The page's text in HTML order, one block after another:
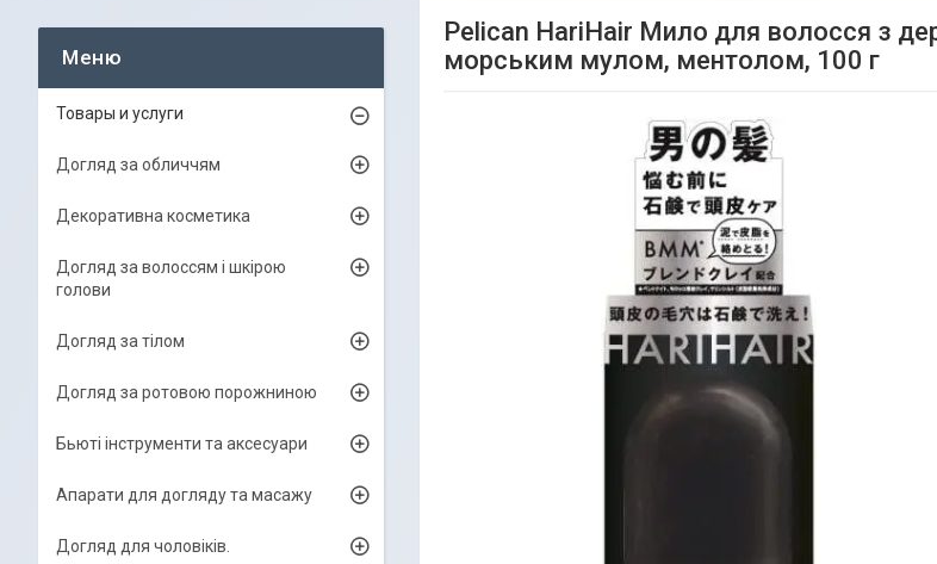
Pelican HariHair Мило для волосся з
морським мулом, ментолом, 100 г
Товары и услуги
Догляд за обличчям
Декоративна косметика
Догляд за волоссям і шкірою
голови
Догляд за тілом
Догляд за ротовою порожниною
Бьюті інструменти та аксесуари
Апарати для догляду та масажу
Догляд для чоловіків.